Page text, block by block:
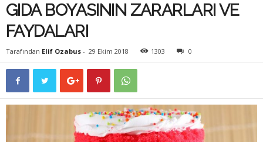
GIDA BOYASININ ZARARLARI VE
FAYDALARI
Tarafından Elif Ozabus - 29 Ekim 2018 1303 0